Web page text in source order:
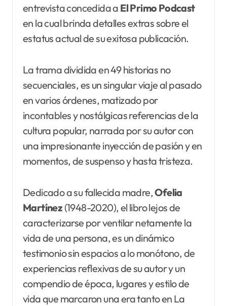
entrevista concedida a El Primo Podcast
en la cual brinda detalles extras sobre el
estatus actual de su exitosa publicación.
La trama dividida en 49 historias no
secuenciales, es un singular viaje al pasado
en varios órdenes, matizado por
incontables y nostálgicas referencias de la
cultura popular, narrada por su autor con
una impresionante inyección de pasión y en
momentos, de suspenso y hasta tristeza.
Dedicado a su fallecida madre,Ofelia
Martínez (1948-2020), el libro lejos de
caracterizarse por ventilar netamente la
vida de una persona, es un dinámico
testimonio sin espacios a lo monótono, de
experiencias reflexivas de su autor y un
compendio de época, lugares y estilo de
vida que marcaron una era tanto en La